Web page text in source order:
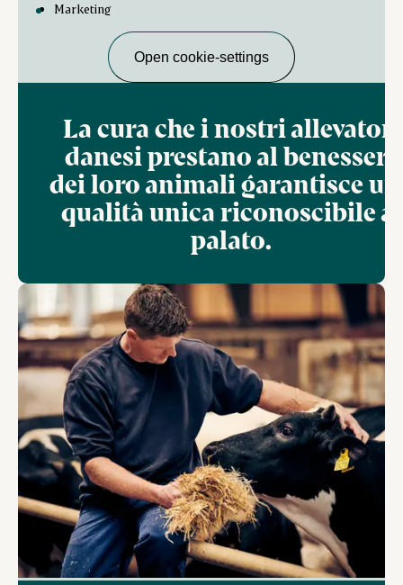
Marketing
Open cookie-settings
La cura che i nostri allevatori
danesi prestano al benessere
dei loro animali garantisce
qualità unica riconoscibile al
palato.